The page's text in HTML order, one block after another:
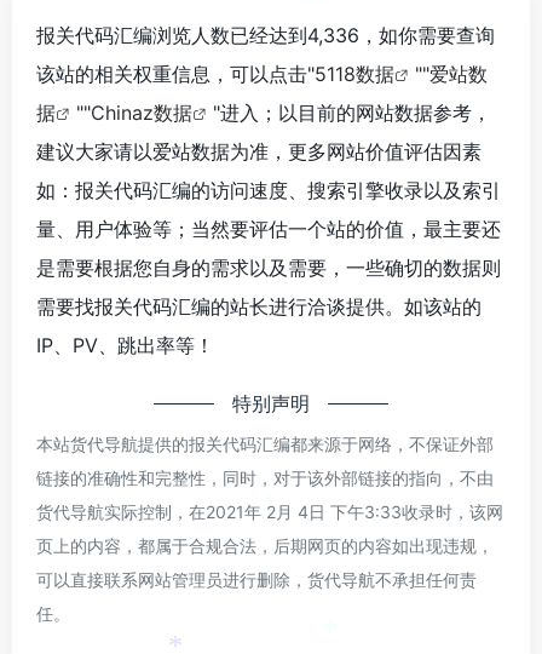
报关代码汇编浏览人数已经达到4,336，如你需要查询
该站的相关权重信息，可以点击"5118数据 ""爱站数
据
""Chinaz数据
"进入；以目前的网站数据参考，
建议大家请以爱站数据为准，更多网站价值评估因素
如：报关代码汇编的访问速度、搜索引擎收录以及索引
量、用户体验等；当然要评估一个站的价值，最主要还
是需要根据您自身的需求以及需要，一些确切的数据则
需要找报关代码汇编的站长进行洽谈提供。如该站的
IP、PV、跳出率等！
特别声明
本站货代导航提供的报关代码汇编都来源于网络，不保证外部
链接的准确性和完整性，同时，对于该外部链接的指向，不由
货代导航实际控制，在2021年 2月 4日 下午3:33收录时，该网
页上的内容，都属于合规合法，后期网页的内容如出现违规，
可以直接联系网站管理员进行删除，货代导航不承担任何责
任。
*
*
*